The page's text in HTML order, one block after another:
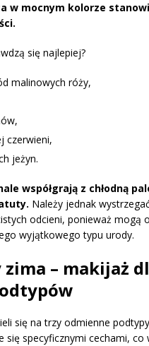
w mocnym kolorze
się najlepiej?
malinowych róży,
czerwieni,
jeżyn.
współgrają z chłodną
Należy jednak
odcieni, ponieważ mogą
wyjątkowego typu urody.
– makijaż
się na trzy odmienne
się specyficznymi cechami, co